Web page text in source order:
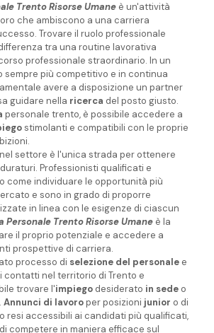
Trento Risorse Umane è un'attività
che ambiscono a una carriera
Trovare il ruolo professionale
tra una routine lavorativa
professionale straordinario. In un
sempre più competitivo e in continua
avere a disposizione un partner
guidare nella ricerca del posto giusto.
personale trento, è possibile accedere a
stimolanti e compatibili con le proprie
settore è l'unica strada per ottenere
Professionisti qualificati e
come individuare le opportunità più
e sono in grado di proporre
in linea con le esigenze di ciascun
Personale Trento Risorse Umane è la
il proprio potenziale e accedere a
prospettive di carriera.
processo di selezione del personale e
contatti nel territorio di Trento e
trovare l'impiego desiderato in sede o
. Annunci di lavoroper posizioni junior o di
resi accessibili ai candidati più qualificati,
competere in maniera efficace sul